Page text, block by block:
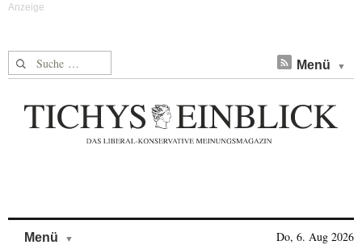
Suche nach: Menü
Menü Do, 6. Aug 2026